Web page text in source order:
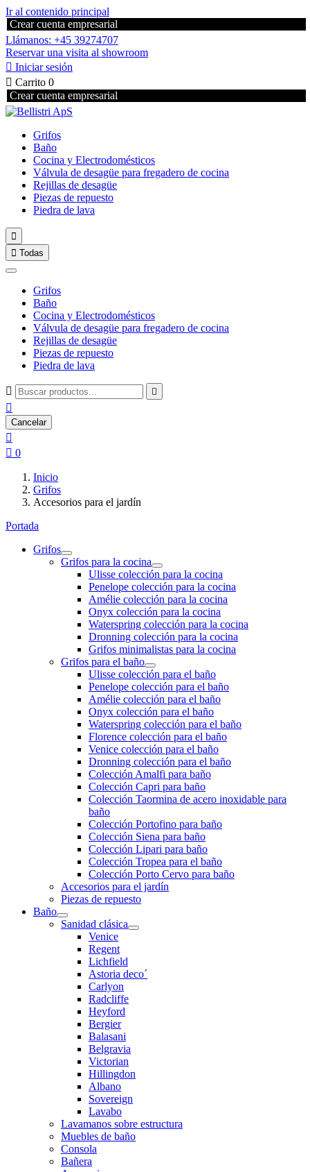
Ir al contenido principal
Crear cuenta empresarial
Llámanos: +45 39274707
Reservar una visita al showroom
 Iniciar sesión
 Carrito 0
Crear cuenta empresarial
Grifos
Baño
Cocina y Electrodomésticos
Válvula de desagüe para fregadero de cocina
Rejillas de desagüe
Piezas de repuesto
Piedra de lava

 Todas
Grifos
Baño
Cocina y Electrodomésticos
Válvula de desagüe para fregadero de cocina
Rejillas de desagüe
Piezas de repuesto
Piedra de lava
 

Cancelar

 0
Inicio
Grifos
Accesorios para el jardín
Portada
Grifos
Grifos para la cocina
Ulisse colección para la cocina
Penelope colección para la cocina
Amélie colección para la cocina
Onyx colección para la cocina
Waterspring colección para la cocina
Dronning colección para la cocina
Grifos minimalistas para la cocina
Grifos para el baño
Ulisse colección para el baño
Penelope colección para el baño
Amélie colección para el baño
Onyx colección para el baño
Waterspring colección para el baño
Florence colección para el baño
Venice colección para el baño
Dronning colección para el baño
Colección Amalfi para baño
Colección Capri para baño
Colección Taormina de acero inoxidable para
baño
Colección Portofino para baño
Colección Siena para baño
Colección Lipari para baño
Colección Tropea para el baño
Colección Porto Cervo para baño
Accesorios para el jardín
Piezas de repuesto
Baño
Sanidad clásica
Venice
Regent
Lichfield
Astoria deco´
Carlyon
Radcliffe
Heyford
Bergier
Balasani
Belgravia
Victorian
Hillingdon
Albano
Sovereign
Lavabo
Lavamanos sobre estructura
Muebles de baño
Consola
Bañera